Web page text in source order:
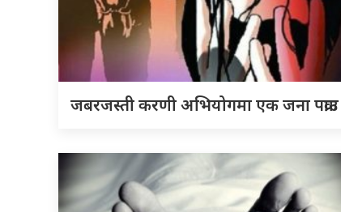
जबरजस्ती करणी अभियोगमा एक जना पक्राउ